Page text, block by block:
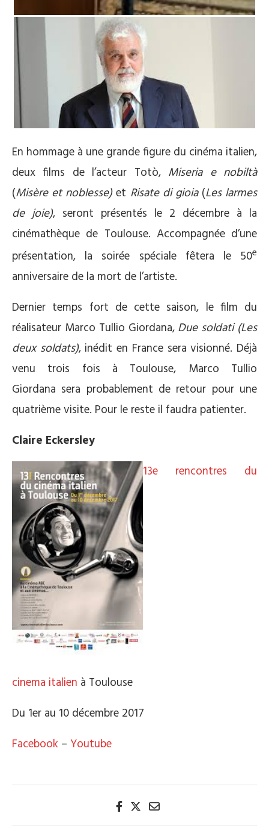
En hommage à une grande figure du cinéma italien,
deux films de l’acteur Totò, Miseria e nobiltà
(Misère et noblesse)et Risate di gioia(Les larmes
de joie), seront présentés le 2 décembre à la
cinémathèque de Toulouse. Accompagnée d’une
présentation, la soirée spéciale fêtera le 50e
anniversaire de la mort de l’artiste.
Dernier temps fort de cette saison, le film du
réalisateur Marco Tullio Giordana,Due soldati (Les
deux soldats), inédit en France sera visionné. Déjà
venu trois fois à Toulouse, Marco Tullio
Giordana sera probablement de retour pour une
quatrième visite. Pour le reste il faudra patienter.
Claire Eckersley
13e rencontres du
cinema italien à Toulouse
Du 1er au 10 décembre 2017
Facebook – Youtube